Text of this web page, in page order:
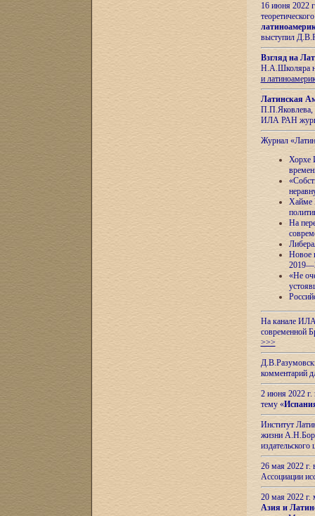
16 июня 2022
выступил
Взгляд на
Н.А.Школяра
и
Латинская
П.П.Яковлева,
ИЛА РАН
Журнал
Хорхе
Хайме
На
Новое
«Не
На канале ИЛА
современной
>>>
комментарий
2 июня 2022 г.
тему «
Институт
жизни
26 мая 2022
Ассоциации
20 мая 2022
Азия и